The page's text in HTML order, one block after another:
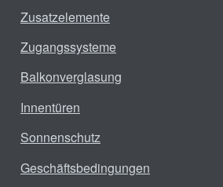
Zusatzelemente
Zugangssysteme
Balkonverglasung
Innentüren
Sonnenschutz
Geschäftsbedingungen